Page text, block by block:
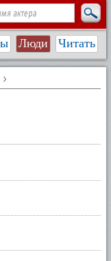
Люди Читать